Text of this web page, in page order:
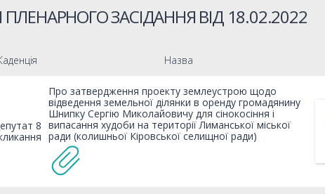
ЗАСІДАННЯ ВІД 18.02.2022
Назва
8
Про затвердження проекту землеустрою щодо
відведення земельної ділянки в оренду громадянину
Шнипку Сергію Миколайовичу для сінокосіння і
випасання худоби на території Лиманської міської
ради (колишньої Кіровської селищної ради)